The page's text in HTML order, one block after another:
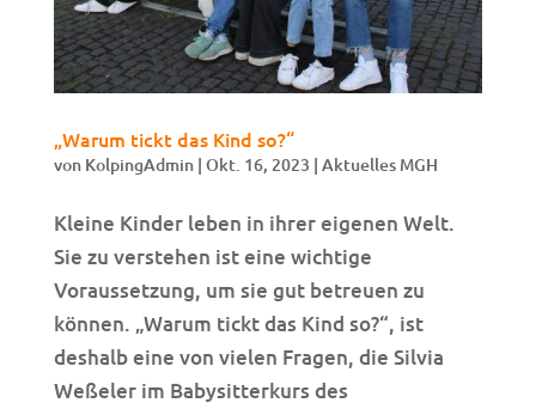
„Warum tickt das Kind so?“
von KolpingAdmin| Okt. 16, 2023 | Aktuelles MGH
Kleine Kinder leben in ihrer eigenen Welt.
Sie zu verstehen ist eine wichtige
Voraussetzung, um sie gut betreuen zu
können. „Warum tickt das Kind so?“, ist
deshalb eine von vielen Fragen, die Silvia
Weßeler im Babysitterkurs des